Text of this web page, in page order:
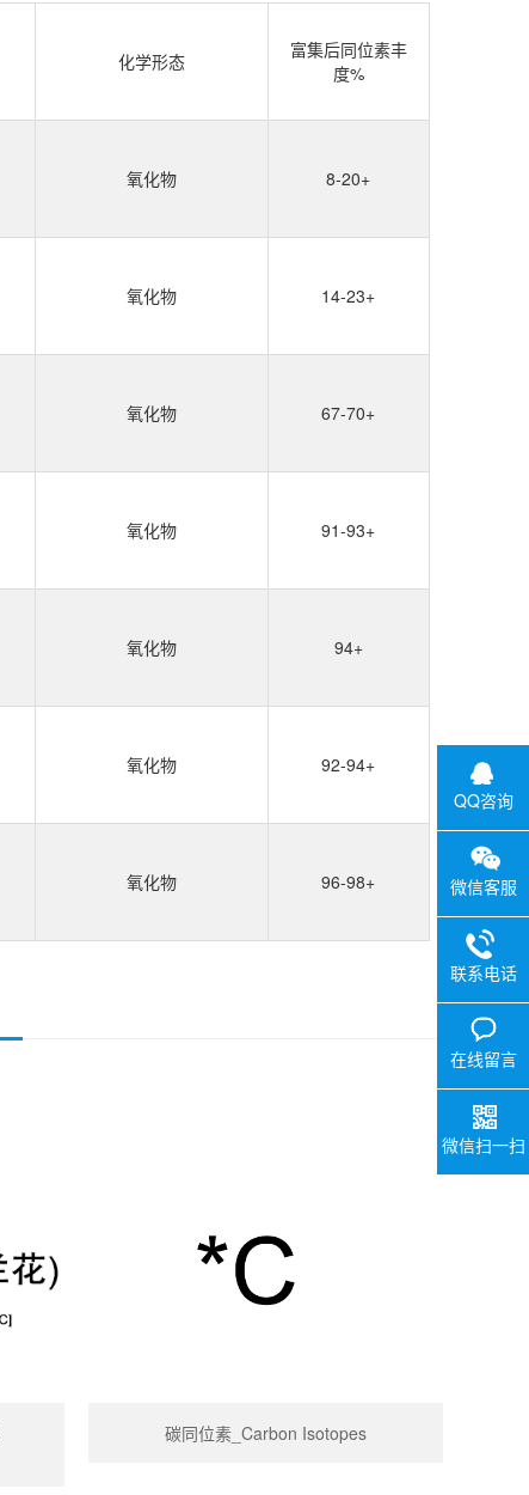
化学形态
富集后同位素丰
度%
氧化物 8-20+
氧化物 14-23+
氧化物 67-70+
氧化物 91-93+
氧化物 94+
氧化物 92-94+
氧化物 96-98+
碳同位素_Carbon Isotopes
QQ咨询
微信客服
联系电话
在线留言
微信扫一扫